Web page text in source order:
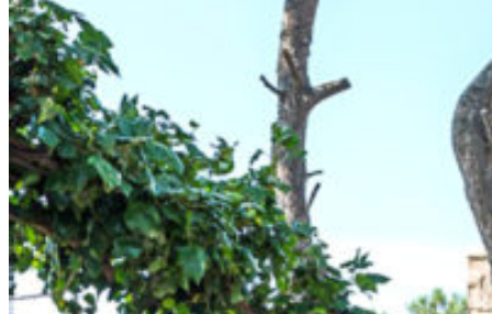
EXPERIENCES
GALERIE
CONTACTS
RÉSERVÉR
LA STORIA